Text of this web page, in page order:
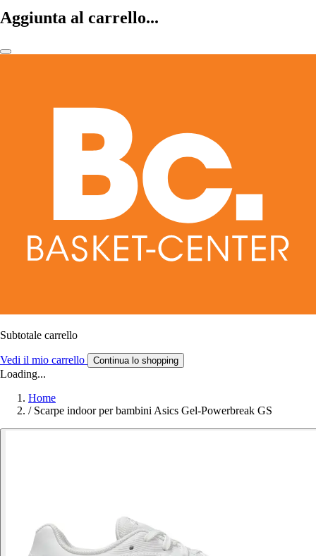
Aggiunta al carrello...
Subtotale carrello
Vedi il mio carrello Continua lo shopping
Loading...
Home
/ Scarpe indoor per bambini Asics Gel-Powerbreak GS